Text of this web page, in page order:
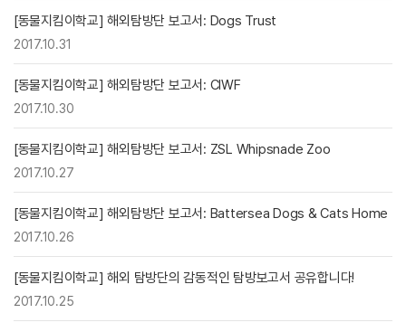
[동물지킴이학교] 해외탐방단 보고서: Dogs Trust
2017.10.31
[동물지킴이학교] 해외탐방단 보고서: CIWF
2017.10.30
[동물지킴이학교] 해외탐방단 보고서: ZSL Whipsnade Zoo
2017.10.27
[동물지킴이학교] 해외탐방단 보고서: Battersea Dogs & Cats Home
2017.10.26
[동물지킴이학교] 해외 탐방단의 감동적인 탐방보고서 공유합니다!
2017.10.25